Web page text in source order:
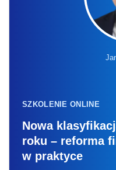
SZKOLENIE ONLINE
Nowa
roku – reforma
w praktyce